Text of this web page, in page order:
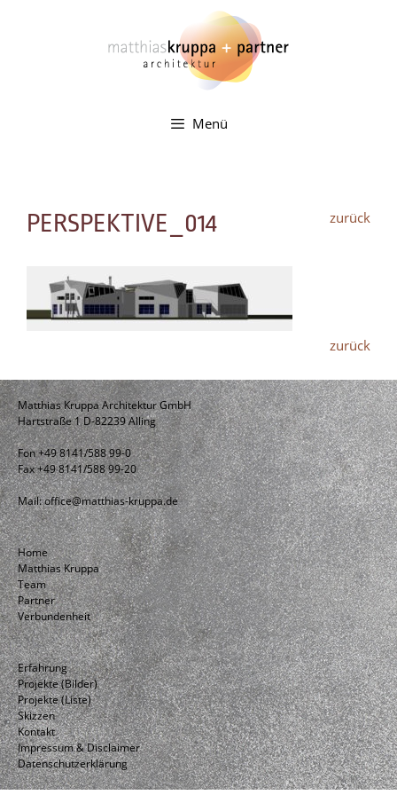
Menü
zurück
PERSPEKTIVE_014
zurück
Matthias Kruppa Architektur GmbH
Hartstraße 1 D-82239 Alling
Fon +49 8141/588 99-0
Fax +49 8141/588 99-20
Mail:office@matthias-kruppa.de
Home
Matthias Kruppa
Team
Partner
Verbundenheit
Erfahrung
Projekte (Bilder)
Projekte (Liste)
Skizzen
Kontakt
Impressum & Disclaimer
Datenschutzerklärung